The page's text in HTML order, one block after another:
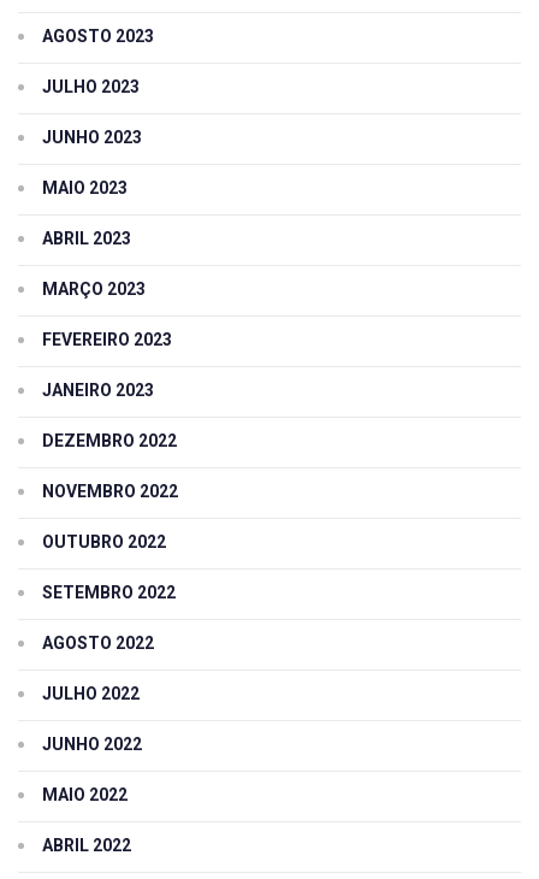
AGOSTO 2023
JULHO 2023
JUNHO 2023
MAIO 2023
ABRIL 2023
MARÇO 2023
FEVEREIRO 2023
JANEIRO 2023
DEZEMBRO 2022
NOVEMBRO 2022
OUTUBRO 2022
SETEMBRO 2022
AGOSTO 2022
JULHO 2022
JUNHO 2022
MAIO 2022
ABRIL 2022